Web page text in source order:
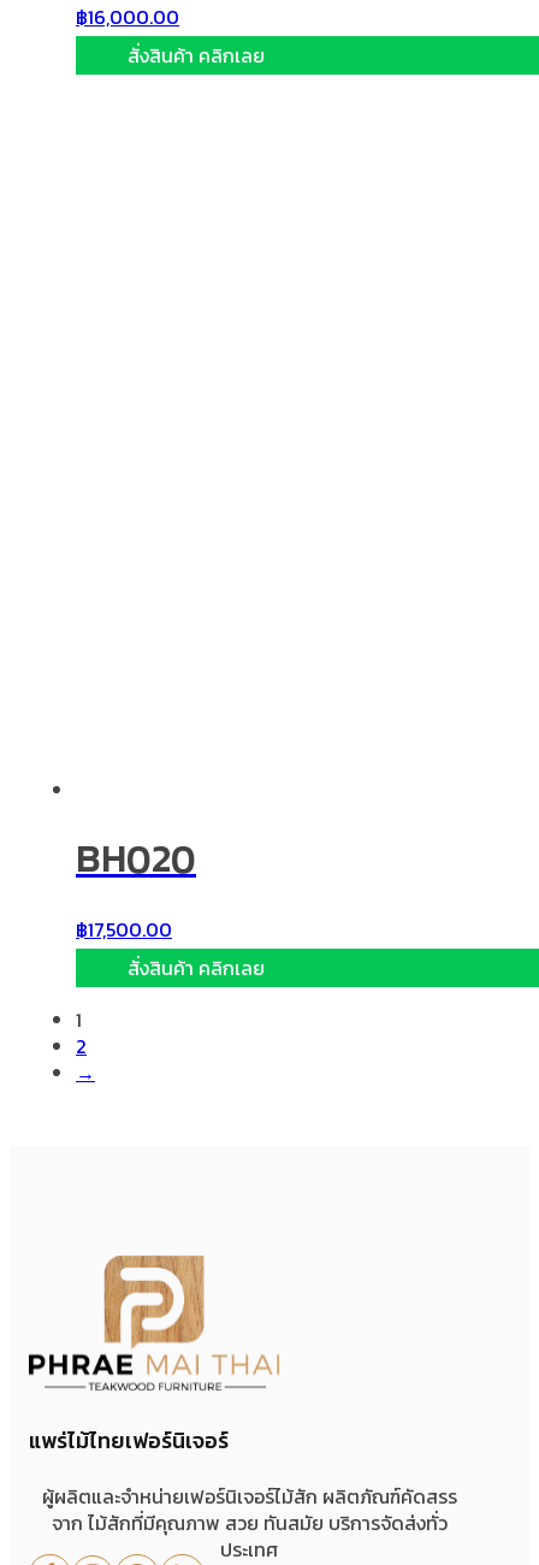
฿16,000.00
สั่งสินค้า คลิกเลย
BH020
฿17,500.00
สั่งสินค้า คลิกเลย
1
2
→
แพร่ไม้ไทยเฟอร์นิเจอร์
ผู้ผลิตและจำหน่ายเฟอร์นิเจอร์ไม้สัก ผลิตภัณฑ์คัดสรร
จาก ไม้สักที่มีคุณภาพ สวย ทันสมัย บริการจัดส่งทั่ว
ประเทศ